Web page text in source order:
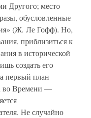
Другого; место
обусловленные
(Ж. Ле Гофф). Но,
приблизиться к
в исторической
создать его
первый план
во Времени —
Не случайно